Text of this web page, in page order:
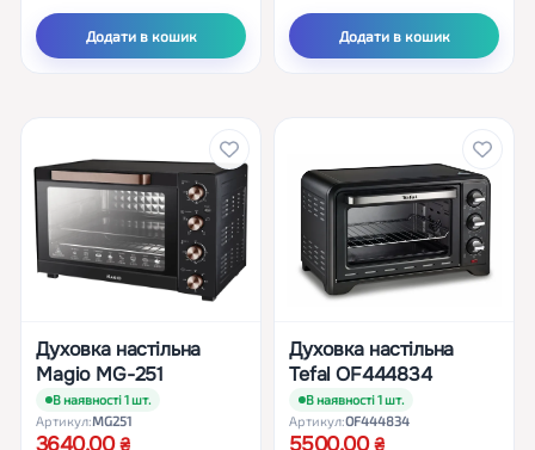
Додати в кошик Додати в кошик
Духовка настільна
Magio MG-251
В наявності 1 шт.
Артикул:MG251
3640.00
Духовка настільна
Tefal OF444834
В наявності 1 шт.
Артикул:OF444834
5500.00